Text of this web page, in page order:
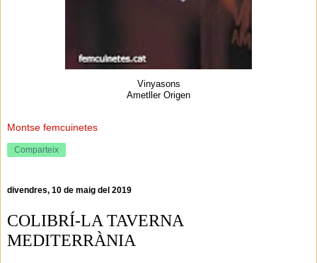
Vinyasons
Ametller Origen
Montse femcuinetes
Comparteix
divendres, 10 de maig del 2019
COLIBRÍ-LA TAVERNA
MEDITERRÀNIA